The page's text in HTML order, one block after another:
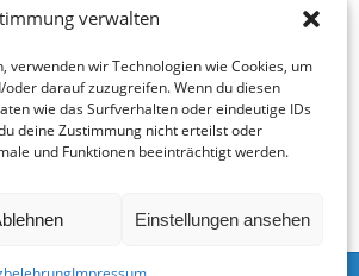
verwalten
verwenden wir Technologien wie Cookies, um
darauf zuzugreifen. Wenn du diesen
wie das Surfverhalten oder eindeutige IDs
deine Zustimmung nicht erteilst oder
und Funktionen beeinträchtigt werden.
Einstellungen ansehen